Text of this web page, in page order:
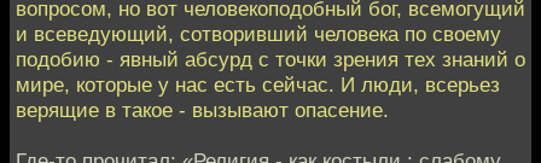
вопросом, но вот человекоподобный бог, всемогущий
и всеведующий, сотворивший человека по своему
подобию - явный абсурд с точки зрения тех знаний о
мире, которые у нас есть сейчас. И люди, всерьез
верящие в такое - вызывают опасение.